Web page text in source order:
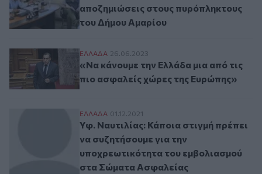
αποζημιώσεις στους πυρόπληκτους
του Δήμου Αμαρίου
«Να κάνουμε την Ελλάδα μια από τις πιο
ΕΛΛAΔΑ 26.06.2023
«Να κάνουμε την Ελλάδα μια από τις
πιο ασφαλείς χώρες της Ευρώπης»
Υφ. Ναυτιλίας: Κάποια στιγμή πρέπει
ΕΛΛAΔΑ 01.12.2021
Υφ. Ναυτιλίας: Κάποια στιγμή πρέπει
να συζητήσουμε για την
υποχρεωτικότητα του εμβολιασμού
στα Σώματα Ασφαλείας